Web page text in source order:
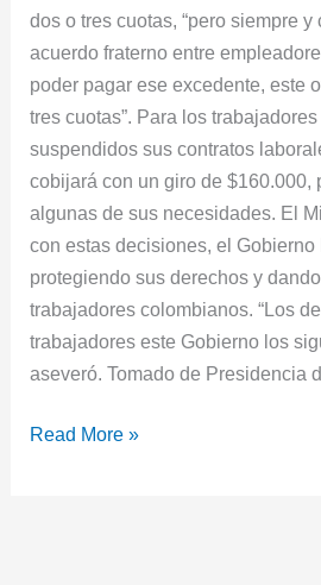
dos o tres cuotas, “pero siempre
acuerdo fraterno entre
poder pagar ese excedente, este
tres cuotas”. Para los
suspendidos sus contratos
cobijará con un giro de $160.000,
algunas de sus necesidades. El
con estas decisiones, el
protegiendo sus derechos y
trabajadores colombianos. “Los
trabajadores este Gobierno los
aseveró. Tomado de Presidencia
Read More »